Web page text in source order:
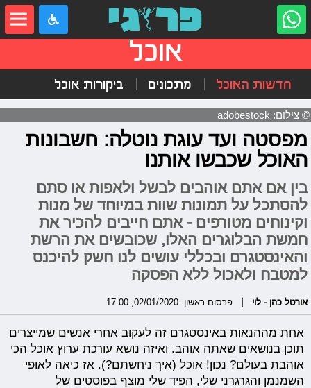
אוכל
חדשות האוכל מתכונים ביקורות אוכל
© צילום: adobestock
מפסטה ועד עוגת נוטלה: חשבונות
האוכל שכבשו אותנו
בין אם אתם אוהבים לבשל ולאפות או סתם
להסתכל על תמונות שוות במיוחד של מנות
וקינוחים מטורפים - אתם חייבים להכיר את
חמשת הבלוגרים האלו, שכובשים את הרשת
והאינסטגרם ובכללי עושים לנו חשק להיכנס
למטבח ולאכול ללא הפסקה
אורטל כהן - לוי פרסום ראשון: 02/01/2020, 17:00
אחת מההנאות באינסטגרם זה לעקוב אחרי אנשים שמייצרים
תוכן בנושאים שאתה אוהב. ואיזה נושא עורכת ערוץ אוכל הכי
אוהבת בעולם? נכון! אוכל (איך ניחשתם?). אז כיאה לאופי
השמנמן והגרגרני שלי, הפיד שלי מוצף בפוסטים של